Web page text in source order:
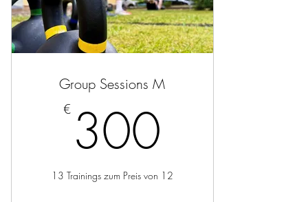
Group Sessions M
€ 300
13 Trainings zum Preis von 12